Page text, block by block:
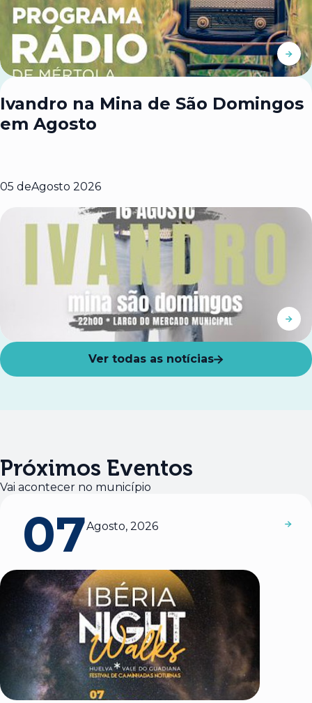
Ivandro na Mina de São Domingos
em Agosto
05 deAgosto 2026
Ver todas as notícias
Próximos Eventos
Vai acontecer no município
07Agosto, 2026